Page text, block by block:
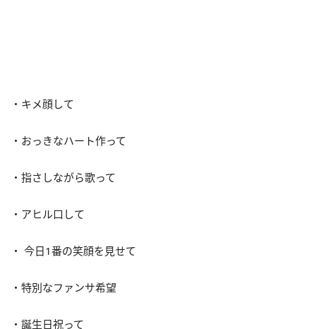
・キメ顔して
・おっきなハート作って
・指さしながら歌って
・アヒル口して
・ 今日1番の笑顔を見せて
・特別なファンサ希望
・誕生日祝って